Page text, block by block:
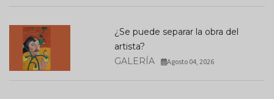
¿Se puede separar la obra del
artista?
GALERÍA
Agosto 04, 2026